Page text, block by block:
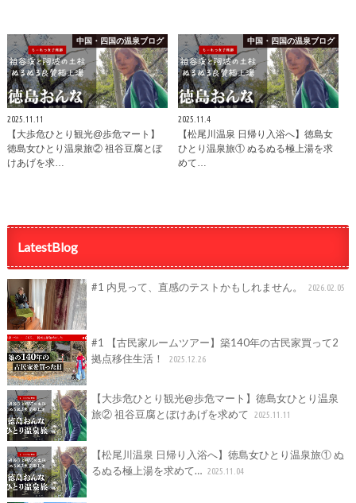
中国・四国の温泉ブログ
2025.11.11
【大歩危ひとり観光@歩危マート】
徳島女ひとり温泉旅② 祖谷豆腐とぼ
けあげを求…
中国・四国の温泉ブログ
2025.11.4
【松尾川温泉 日帰り入浴へ】徳島女
ひとり温泉旅① ぬるぬる極上湯を求
めて…
LatestBlog
#1 内見って、直感のテストかもしれません。 2026.02.05
#1 【古民家ルームツアー】築140年の古民家買って2
拠点移住生活！
2025.12.26
【大歩危ひとり観光@歩危マート】徳島女ひとり温泉
旅② 祖谷豆腐とぼけあげを求めて
2025.11.11
【松尾川温泉 日帰り入浴へ】徳島女ひとり温泉旅① ぬ
るぬる極上湯を求めて… 2025.11.04